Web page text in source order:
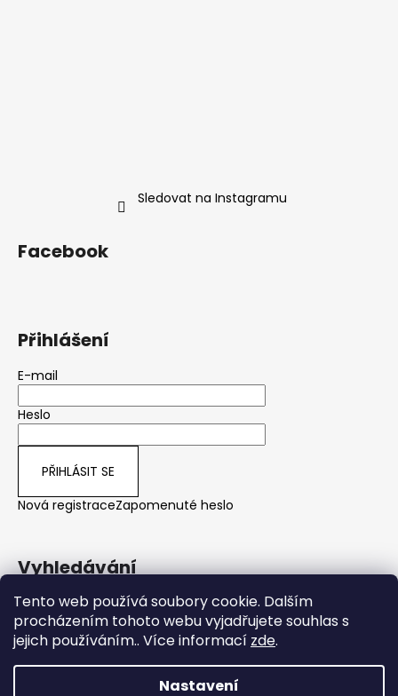
Tento web používá soubory cookie. Dalším
procházením tohoto webu vyjadřujete souhlas s
jejich používáním.. Více informací zde.
Nastavení
Sledovat na Instagramu
Facebook
Přihlášení
E-mail
Heslo
PŘIHLÁSIT SE
Nová registraceZapomenuté heslo
Vyhledávání
HLEDAT